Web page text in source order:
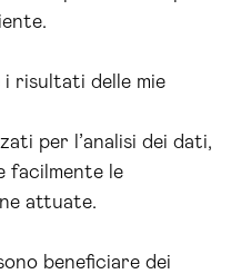
i risultati delle mie
per l’analisi dei dati,
facilmente le
attuate.
beneficiare dei